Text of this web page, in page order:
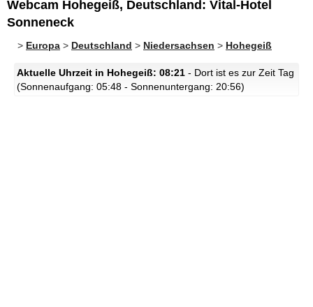
Webcam Hohegeiß, Deutschland: Vital-Hotel
Sonneneck
> Europa > Deutschland > Niedersachsen > Hohegeiß
Aktuelle Uhrzeit in Hohegeiß: 08:21 - Dort ist es zur Zeit Tag
(Sonnenaufgang: 05:48 - Sonnenuntergang: 20:56)